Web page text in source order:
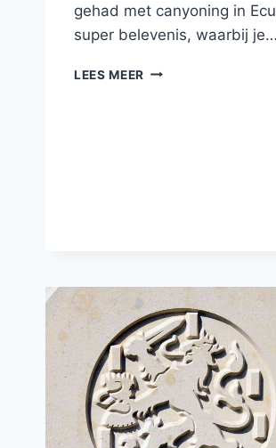
gehad met canyoning in
super belevenis, waarbij je…
LEES MEER DE